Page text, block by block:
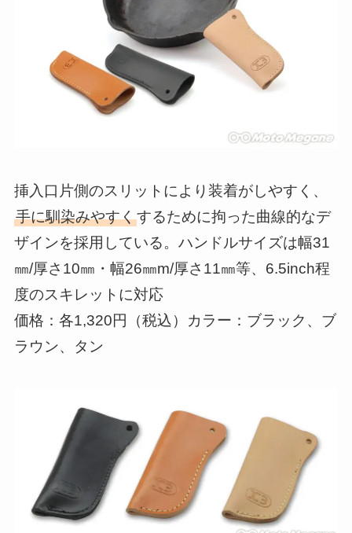
挿入口片側のスリットにより装着がしやすく、
手に馴染みやすくするために拘った曲線的なデ
ザインを採用している。ハンドルサイズは幅31
㎜/厚さ10㎜・幅26㎜m/厚さ11㎜等、6.5inch程
度のスキレットに対応
価格：各1,320円（税込）カラー：ブラック、ブ
ラウン、タン